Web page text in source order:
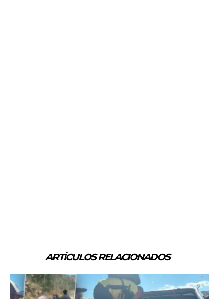
ARTÍCULOS RELACIONADOS